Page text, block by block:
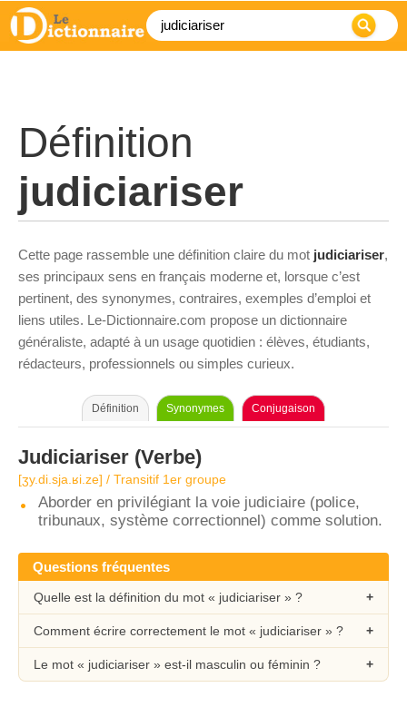
Définition
judiciariser
Cette page rassemble une définition claire du mot judiciariser,
ses principaux sens en français moderne et, lorsque c’est
pertinent, des synonymes, contraires, exemples d’emploi et
liens utiles. Le-Dictionnaire.com propose un dictionnaire
généraliste, adapté à un usage quotidien : élèves, étudiants,
rédacteurs, professionnels ou simples curieux.
Définition Synonymes Conjugaison
Judiciariser (Verbe)
[ʒy.di.sja.ʁi.ze] / Transitif 1er groupe
Aborder en privilégiant la voie judiciaire (police,
tribunaux, système correctionnel) comme solution.
Questions fréquentes
Quelle est la définition du mot « judiciariser » ?
Comment écrire correctement le mot « judiciariser » ?
Le mot « judiciariser » est-il masculin ou féminin ?